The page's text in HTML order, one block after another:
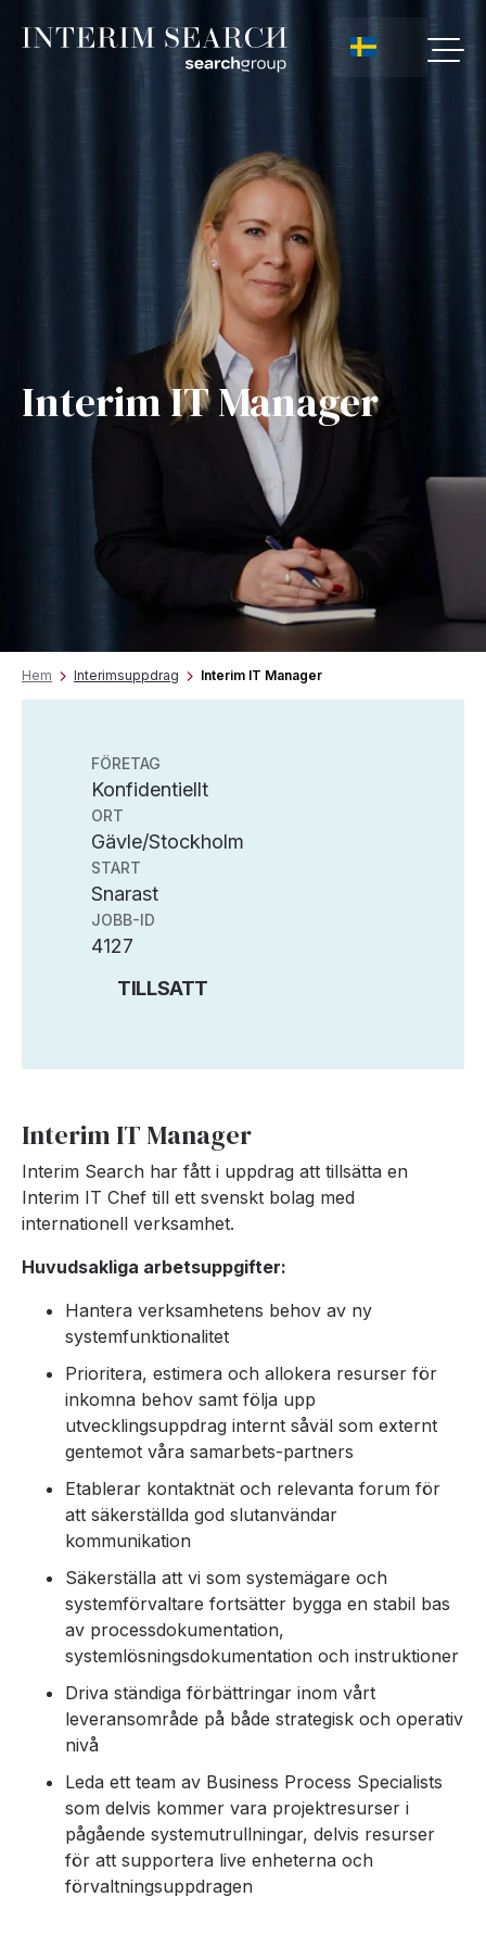
Interim IT Manager
Hem Interimsuppdrag Interim IT Manager
FÖRETAG
Konfidentiellt
ORT
Gävle/Stockholm
START
Snarast
JOBB-ID
4127
TILLSATT
Interim IT Manager
Interim Search har fått i uppdrag att tillsätta en
Interim IT Chef till ett svenskt bolag med
internationell verksamhet.
Huvudsakliga arbetsuppgifter:
Hantera verksamhetens behov av ny
systemfunktionalitet
Prioritera, estimera och allokera resurser för
inkomna behov samt följa upp
utvecklingsuppdrag internt såväl som externt
gentemot våra samarbets-partners
Etablerar kontaktnät och relevanta forum för
att säkerställda god slutanvändar
kommunikation
Säkerställa att vi som systemägare och
systemförvaltare fortsätter bygga en stabil bas
av processdokumentation,
systemlösningsdokumentation och instruktioner
Driva ständiga förbättringar inom vårt
leveransområde på både strategisk och operativ
nivå
Leda ett team av Business Process Specialists
som delvis kommer vara projektresurser i
pågående systemutrullningar, delvis resurser
för att supportera live enheterna och
förvaltningsuppdragen